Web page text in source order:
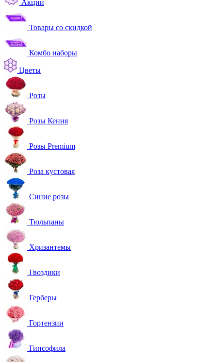
Акции
Товары со скидкой
Комбо наборы
Цветы
Розы
Розы Кения
Розы Premium
Роза кустовая
Синие розы
Тюльпаны
Хризантемы
Гвоздики
Герберы
Гортензии
Гипсофила